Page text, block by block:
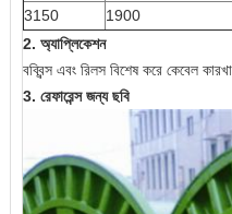
3150
1900
2. অ্যাপ্লিকেশন
বব্বিন্স এবং রিলস বিশেষ করে কেবেল
3. রেফারেন্স জন্য ছবি